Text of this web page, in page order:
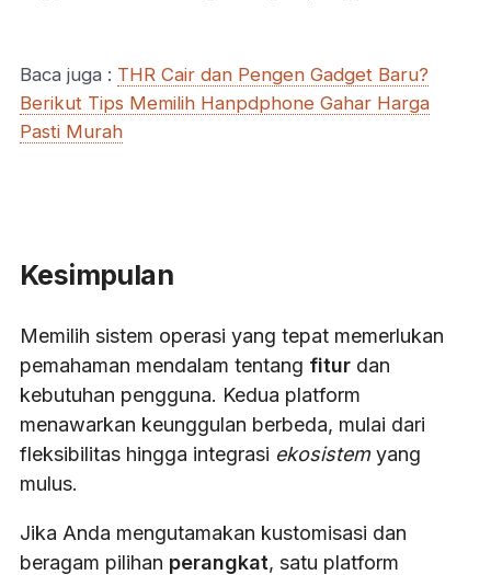
Baca juga : THR Cair dan Pengen Gadget Baru?
Berikut Tips Memilih Hanpdphone Gahar Harga
Pasti Murah
Kesimpulan
Memilih sistem operasi yang tepat memerlukan
pemahaman mendalam tentang fitur dan
kebutuhan pengguna. Kedua platform
menawarkan keunggulan berbeda, mulai dari
fleksibilitas hingga integrasi ekosistemyang
mulus.
Jika Anda mengutamakan kustomisasi dan
beragam pilihan perangkat, satu platform